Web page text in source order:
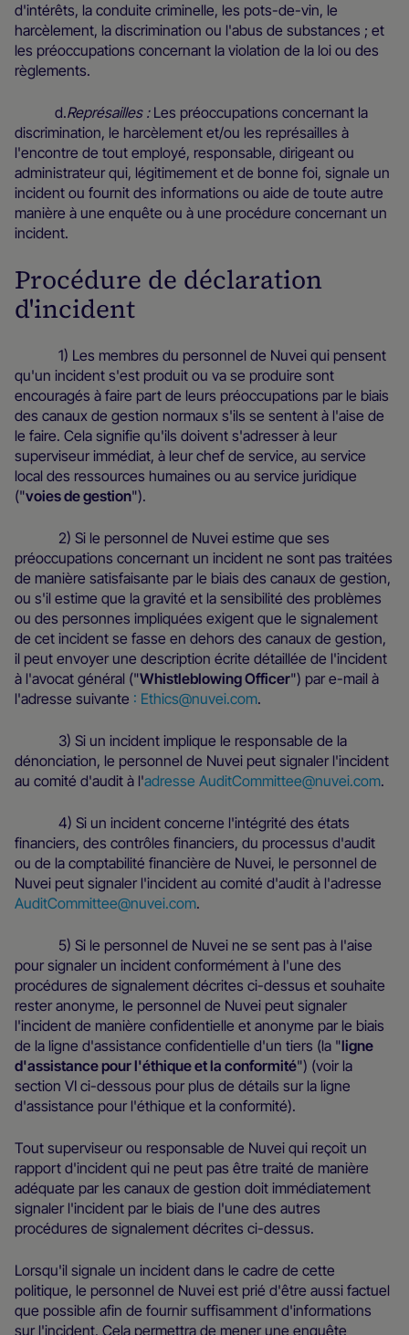
d'intérêts, la conduite criminelle, les pots-de-vin, le
harcèlement, la discrimination ou l'abus de substances ; et
les préoccupations concernant la violation de la loi ou des
règlements.
d.Représailles :Les préoccupations concernant la
discrimination, le harcèlement et/ou les représailles à
l'encontre de tout employé, responsable, dirigeant ou
administrateur qui, légitimement et de bonne foi, signale un
incident ou fournit des informations ou aide de toute autre
manière à une enquête ou à une procédure concernant un
incident.
Procédure de déclaration
d'incident
1) Les membres du personnel de Nuvei qui pensent
qu'un incident s'est produit ou va se produire sont
encouragés à faire part de leurs préoccupations par le biais
des canaux de gestion normaux s'ils se sentent à l'aise de
le faire. Cela signifie qu'ils doivent s'adresser à leur
superviseur immédiat, à leur chef de service, au service
local des ressources humaines ou au service juridique
("voies de gestion").
2) Si le personnel de Nuvei estime que ses
préoccupations concernant un incident ne sont pas traitées
de manière satisfaisante par le biais des canaux de gestion,
ou s'il estime que la gravité et la sensibilité des problèmes
ou des personnes impliquées exigent que le signalement
de cet incident se fasse en dehors des canaux de gestion,
il peut envoyer une description écrite détaillée de l'incident
à l'avocat général ("Whistleblowing Officer") par e-mail à
l'adresse suivante : Ethics@nuvei.com.
3) Si un incident implique le responsable de la
dénonciation, le personnel de Nuvei peut signaler l'incident
au comité d'audit à l'adresse AuditCommittee@nuvei.com.
4) Si un incident concerne l'intégrité des états
financiers, des contrôles financiers, du processus d'audit
ou de la comptabilité financière de Nuvei, le personnel de
Nuvei peut signaler l'incident au comité d'audit à l'adresse
AuditCommittee@nuvei.com.
5) Si le personnel de Nuvei ne se sent pas à l'aise
pour signaler un incident conformément à l'une des
procédures de signalement décrites ci-dessus et souhaite
rester anonyme, le personnel de Nuvei peut signaler
l'incident de manière confidentielle et anonyme par le biais
de la ligne d'assistance confidentielle d'un tiers (la "ligne
d'assistance pour l'éthique et la conformité") (voir la
section VI ci-dessous pour plus de détails sur la ligne
d'assistance pour l'éthique et la conformité).
Tout superviseur ou responsable de Nuvei qui reçoit un
rapport d'incident qui ne peut pas être traité de manière
adéquate par les canaux de gestion doit immédiatement
signaler l'incident par le biais de l'une des autres
procédures de signalement décrites ci-dessus.
Lorsqu'il signale un incident dans le cadre de cette
politique, le personnel de Nuvei est prié d'être aussi factuel
que possible afin de fournir suffisamment d'informations
sur l'incident. Cela permettra de mener une enquête